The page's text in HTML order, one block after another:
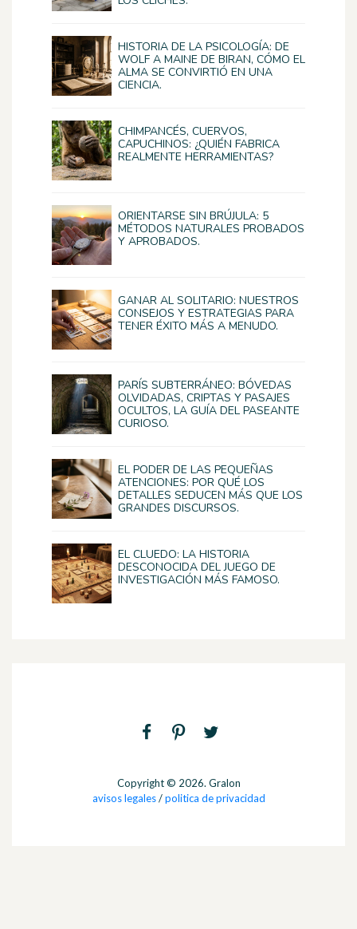
HISTORIA DE LA PSICOLOGÍA: DE
WOLF A MAINE DE BIRAN, CÓMO EL
ALMA SE CONVIRTIÓ EN UNA
CIENCIA.
CHIMPANCÉS, CUERVOS,
CAPUCHINOS: ¿QUIÉN FABRICA
REALMENTE HERRAMIENTAS?
ORIENTARSE SIN BRÚJULA: 5
MÉTODOS NATURALES PROBADOS
Y APROBADOS.
GANAR AL SOLITARIO: NUESTROS
CONSEJOS Y ESTRATEGIAS PARA
TENER ÉXITO MÁS A MENUDO.
PARÍS SUBTERRÁNEO: BÓVEDAS
OLVIDADAS, CRIPTAS Y PASAJES
OCULTOS, LA GUÍA DEL PASEANTE
CURIOSO.
EL PODER DE LAS PEQUEÑAS
ATENCIONES: POR QUÉ LOS
DETALLES SEDUCEN MÁS QUE LOS
GRANDES DISCURSOS.
EL CLUEDO: LA HISTORIA
DESCONOCIDA DEL JUEGO DE
INVESTIGACIÓN MÁS FAMOSO.
Copyright © 2026. Gralon
avisos legales/politica de privacidad